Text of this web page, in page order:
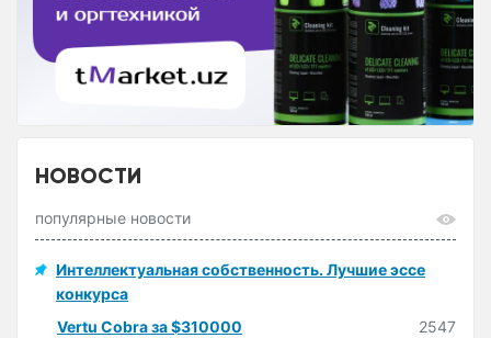
НОВОСТИ
популярные новости
Интеллектуальная собственность. Лучшие эссе
конкурса
Vertu Cobra за $310000
2547